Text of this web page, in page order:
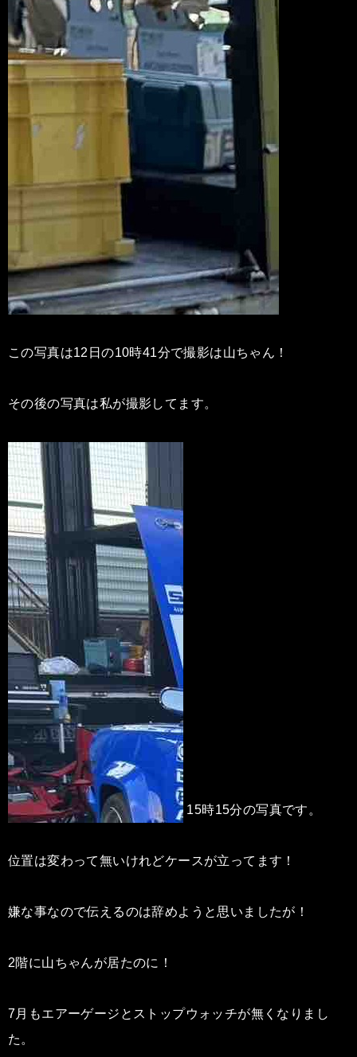
この写真は12日の10時41分で撮影は山ちゃん！
その後の写真は私が撮影してます。
15時15分の写真です。
位置は変わって無いけれどケースが立ってます！
嫌な事なので伝えるのは辞めようと思いましたが！
2階に山ちゃんが居たのに！
7月もエアーゲージとストップウォッチが無くなりまし
た。